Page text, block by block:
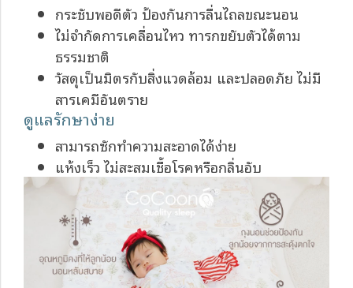
กระชับพอดีตัว ป้องกันการลื่นไถลขณะนอน
ไม่จำกัดการเคลื่อนไหว ทารกขยับตัวได้ตาม
ธรรมชาติ
วัสดุเป็นมิตรกับสิ่งแวดล้อม และปลอดภัย ไม่มี
สารเคมีอันตราย
ดูแลรักษาง่าย
สามารถซักทำความสะอาดได้ง่าย
แห้งเร็ว ไม่สะสมเชื้อโรคหรือกลิ่นอับ